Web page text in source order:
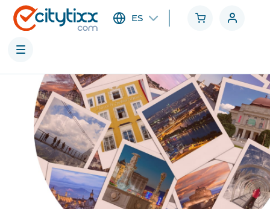
Ciudades
Categorías
ES